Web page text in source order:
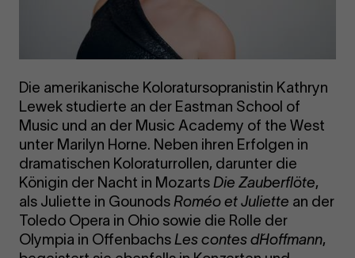
Die amerikanische Koloratursopranistin Kathryn
Lewek studierte an der Eastman School of
Music und an der Music Academy of the West
unter Marilyn Horne. Neben ihren Erfolgen in
dramatischen Koloraturrollen, darunter die
Königin der Nacht in MozartsDie Zauberflöte,
als Juliette in GounodsRoméo et Juliette an der
Toledo Opera in Ohio sowie die Rolle der
Olympia in OffenbachsLes contes d´Hoffmann,